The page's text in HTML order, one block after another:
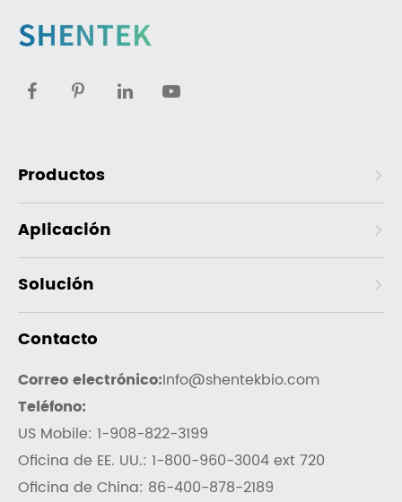
Productos
Aplicación
Solución
Contacto
Correo electrónico:Info@shentekbio.com
Teléfono:
US Mobile: 1-908-822-3199
Oficina de EE. UU.: 1-800-960-3004 ext 720
Oficina de China: 86-400-878-2189